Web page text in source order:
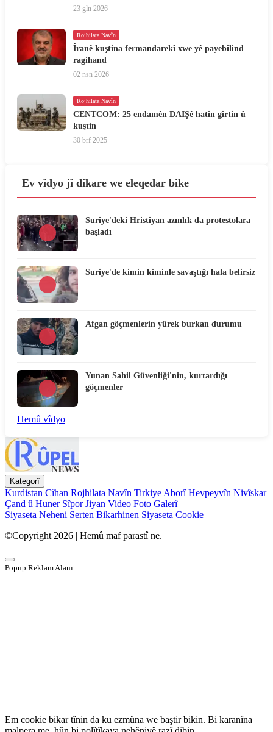
23 gln 2026
Rojhilata Navîn
Îranê kuştina fermandarekî xwe yê payebilind
ragihand
02 nsn 2026
Rojhilata Navîn
CENTCOM: 25 endamên DAIŞê hatin girtin û
kuştin
30 brf 2025
Ev vîdyo jî dikare we eleqedar bike
Suriye'deki Hristiyan azınlık da protestolara
başladı
Suriye'de kimin kiminle savaştığı hala belirsiz
Afgan göçmenlerin yürek burkan durumu
Yunan Sahil Güvenliği'nin, kurtardığı
göçmenler
Hemû vîdyo
Kategorî
Kurdistan Cîhan Rojhilata Navîn TirkiyeAborî Hevpeyvîn Nivîskar
Çand û Huner Sîpor Jiyan Video Foto Galerî
Siyaseta Neheni Serten Bikarhinen Siyaseta Cookie
©Copyright 2026 | Hemû maf parastî ne.
Popup Reklam Alanı
Em cookie bikar tînin da ku ezmûna we baştir bikin. Bi karanîna